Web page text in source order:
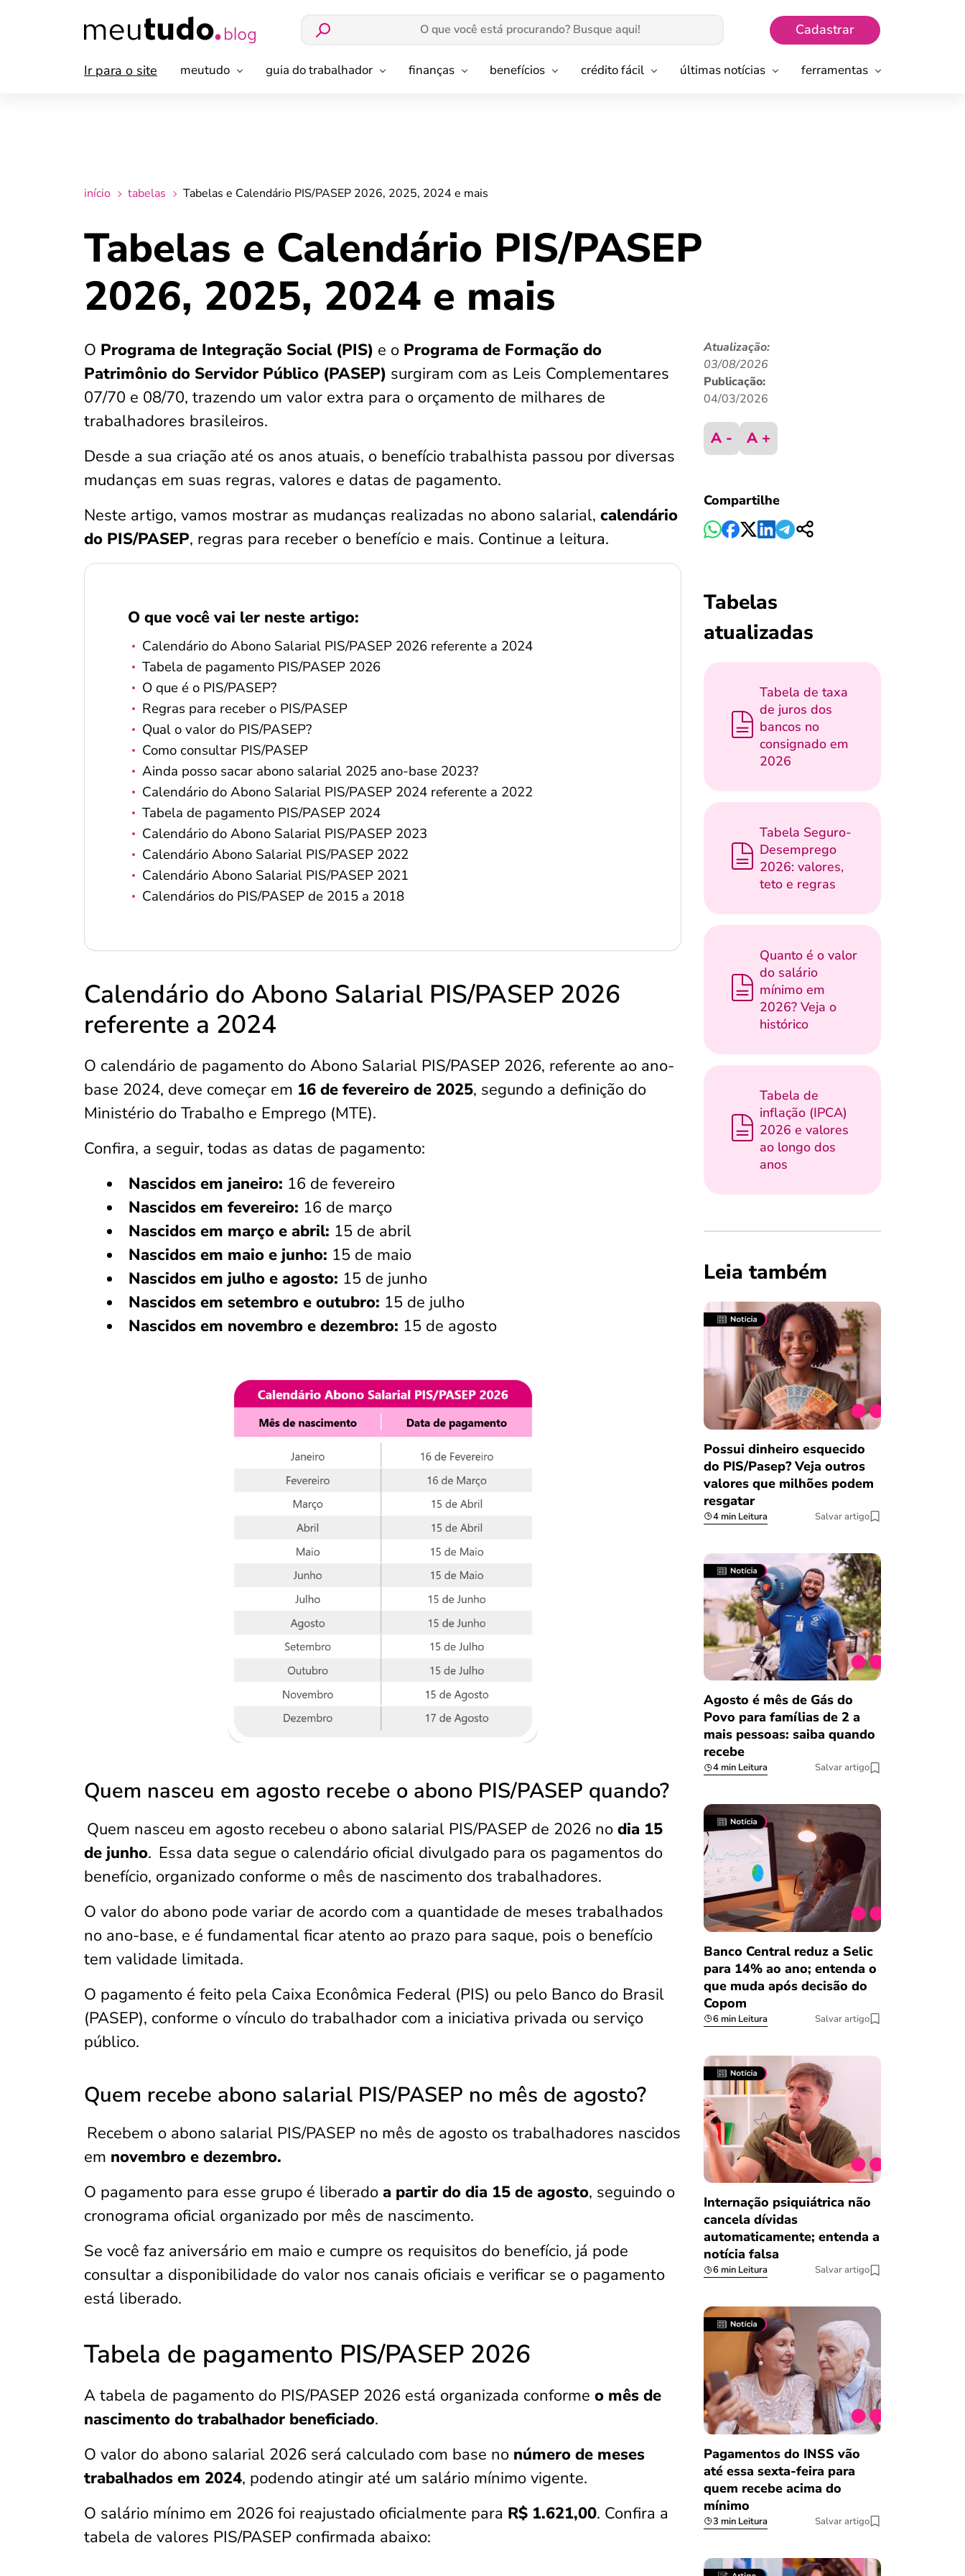
Cadastrar
Ir para o site meutudo guia do trabalhador finanças benefícios crédito fácil últimas notícias ferramentas
início tabelas Tabelas e Calendário PIS/PASEP 2026, 2025, 2024 e mais
Tabelas e Calendário PIS/PASEP
2026, 2025, 2024 e mais
O Programa de Integração Social (PIS) e o Programa de Formação do
Patrimônio do Servidor Público (PASEP) surgiram com as Leis Complementares
07/70 e 08/70, trazendo um valor extra para o orçamento de milhares de
trabalhadores brasileiros.
Desde a sua criação até os anos atuais, o benefício trabalhista passou por diversas
mudanças em suas regras, valores e datas de pagamento.
Neste artigo, vamos mostrar as mudanças realizadas no abono salarial, calendário
do PIS/PASEP, regras para receber o benefício e mais. Continue a leitura.
O que você vai ler neste artigo:
Calendário do Abono Salarial PIS/PASEP 2026 referente a 2024
Tabela de pagamento PIS/PASEP 2026
O que é o PIS/PASEP?
Regras para receber o PIS/PASEP
Qual o valor do PIS/PASEP?
Como consultar PIS/PASEP
Ainda posso sacar abono salarial 2025 ano-base 2023?
Calendário do Abono Salarial PIS/PASEP 2024 referente a 2022
Tabela de pagamento PIS/PASEP 2024
Calendário do Abono Salarial PIS/PASEP 2023
Calendário Abono Salarial PIS/PASEP 2022
Calendário Abono Salarial PIS/PASEP 2021
Calendários do PIS/PASEP de 2015 a 2018
Calendário do Abono Salarial PIS/PASEP 2026
referente a 2024
O calendário de pagamento do Abono Salarial PIS/PASEP 2026, referente ao ano-
base 2024, deve começar em 16 de fevereiro de 2025, segundo a definição do
Ministério do Trabalho e Emprego (MTE).
Confira, a seguir, todas as datas de pagamento:
Nascidos em janeiro: 16 de fevereiro
Nascidos em fevereiro: 16 de março
Nascidos em março e abril: 15 de abril
Nascidos em maio e junho: 15 de maio
Nascidos em julho e agosto: 15 de junho
Nascidos em setembro e outubro: 15 de julho
Nascidos em novembro e dezembro: 15 de agosto
Quem nasceu em agosto recebe o abono PIS/PASEP quando?
Quem nasceu em agosto recebeu o abono salarial PIS/PASEP de 2026 no dia 15
de junho. Essa data segue o calendário oficial divulgado para os pagamentos do
benefício, organizado conforme o mês de nascimento dos trabalhadores.
O valor do abono pode variar de acordo com a quantidade de meses trabalhados
no ano-base, e é fundamental ficar atento ao prazo para saque, pois o benefício
tem validade limitada.
O pagamento é feito pela Caixa Econômica Federal (PIS) ou pelo Banco do Brasil
(PASEP), conforme o vínculo do trabalhador com a iniciativa privada ou serviço
público.
Quem recebe abono salarial PIS/PASEP no mês de agosto?
Recebem o abono salarial PIS/PASEP no mês de agosto os trabalhadores nascidos
em novembro e dezembro.
O pagamento para esse grupo é liberado a partir do dia 15 de agosto, seguindo o
cronograma oficial organizado por mês de nascimento.
Se você faz aniversário em maio e cumpre os requisitos do benefício, já pode
consultar a disponibilidade do valor nos canais oficiais e verificar se o pagamento
está liberado.
Tabela de pagamento PIS/PASEP 2026
A tabela de pagamento do PIS/PASEP 2026 está organizada conforme o mês de
nascimento do trabalhador beneficiado.
O valor do abono salarial 2026 será calculado com base no número de meses
trabalhados em 2024, podendo atingir até um salário mínimo vigente.
O salário mínimo em 2026 foi reajustado oficialmente para R$ 1.621,00. Confira a
tabela de valores PIS/PASEP confirmada abaixo:
Atualização:
03/08/2026
Publicação:
04/03/2026
A - A +
Compartilhe
Tabelas
atualizadas
Tabela de taxa
de juros dos
bancos no
consignado em
2026
Tabela Seguro-
Desemprego
2026: valores,
teto e regras
Quanto é o valor
do salário
mínimo em
2026? Veja o
histórico
Tabela de
inflação (IPCA)
2026 e valores
ao longo dos
anos
Leia também
Possui dinheiro esquecido
do PIS/Pasep? Veja outros
valores que milhões podem
resgatar
4 min Leitura Salvar artigo
Agosto é mês de Gás do
Povo para famílias de 2 a
mais pessoas: saiba quando
recebe
4 min Leitura Salvar artigo
Banco Central reduz a Selic
para 14% ao ano; entenda o
que muda após decisão do
Copom
6 min Leitura Salvar artigo
Internação psiquiátrica não
cancela dívidas
automaticamente; entenda a
notícia falsa
6 min Leitura Salvar artigo
Pagamentos do INSS vão
até essa sexta-feira para
quem recebe acima do
mínimo
3 min Leitura Salvar artigo